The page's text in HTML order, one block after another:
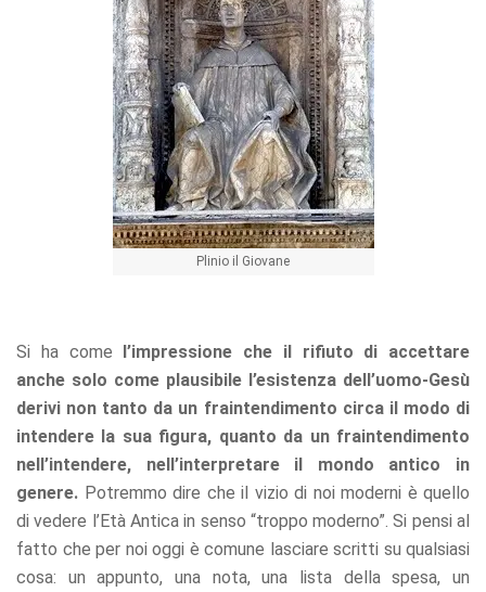
Plinio il Giovane
Si ha come
l’impressione che il rifiuto di accettare
anche solo come plausibile l’esistenza dell’uomo-Gesù
derivi non tanto da un fraintendimento circa il modo di
intendere la sua figura, quanto da un fraintendimento
nell’intendere, nell’interpretare il mondo antico in
genere. Potremmo dire che il vizio di noi moderni è quello
di vedere l’Età Antica in senso “troppo moderno”. Si pensi al
fatto che per noi oggi è comune lasciare scritti su qualsiasi
cosa: un appunto, una nota, una lista della spesa, un